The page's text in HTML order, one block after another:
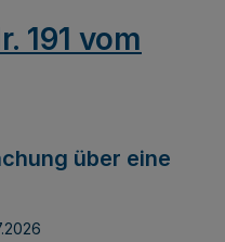
191 vom
über eine